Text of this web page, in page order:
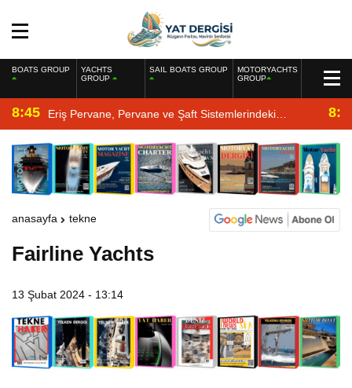
BOATS GROUP
YACHTS
GROUP
SAIL BOATS GROUP
MOTORYACHTS
GROUP
8:45 Eriş Pervane, Pervane ve Şaft Sistemlerindeki
Uzmanlığıyla Yat Dergisi’nde
anasayfa tekne
Fairline Yachts
13 Şubat 2024 - 13:14